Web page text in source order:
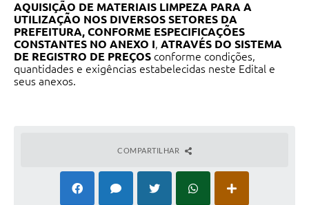
AQUISIÇÃO DE MATERIAIS LIMPEZA PARA A
UTILIZAÇÃO NOS DIVERSOS SETORES DA
PREFEITURA, CONFORME ESPECIFICAÇÕES
CONSTANTES NO ANEXO I, ATRAVÉS DO SISTEMA
DE REGISTRO DE PREÇOS conforme condições,
quantidades e exigências estabelecidas neste Edital e
seus anexos.
COMPARTILHAR